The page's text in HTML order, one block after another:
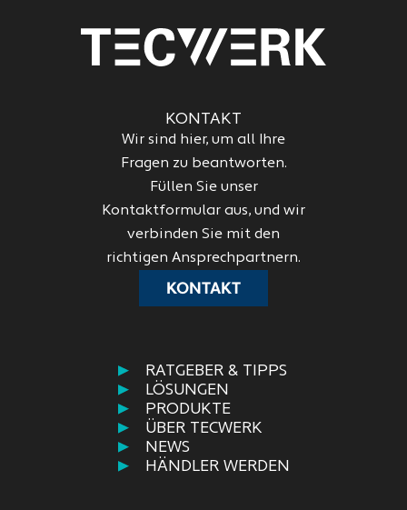
RATGEBER & TIPPS
LÖSUNGEN
PRODUKTE
ÜBER TECWERK
NEWS
HÄNDLER WERDEN
KONTAKT
Wir sind hier, um all Ihre
Fragen zu beantworten.
Füllen Sie unser
Kontaktformular aus, und wir
verbinden Sie mit den
richtigen Ansprechpartnern.
KONTAKT